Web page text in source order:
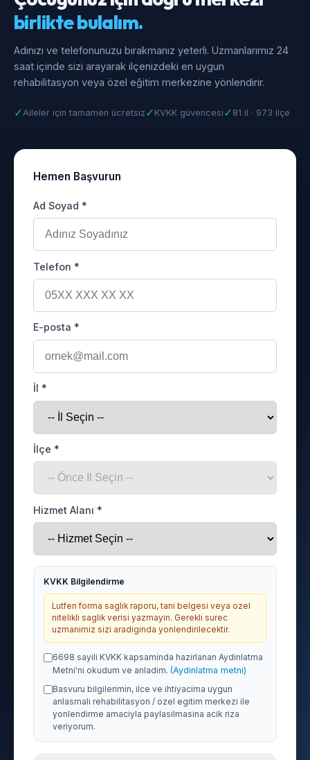
birlikte bulalım.
Adınızı ve telefonunuzu bırakmanız yeterli. Uzmanlarımız 24
saat içinde sizi arayarak ilçenizdeki en uygun
rehabilitasyon veya özel eğitim merkezine yönlendirir.
✓ Aileler için tamamen ücretsiz ✓ KVKK güvencesi ✓ 81 il · 973 ilçe
Hemen Başvurun
Ad Soyad *
Telefon *
E-posta *
İl *
İlçe *
Hizmet Alanı *
KVKK Bilgilendirme
Lutfen forma saglik raporu, tani belgesi veya ozel
nitelikli saglik verisi yazmayin. Gerekli surec
uzmanimiz sizi aradiginda yonlendirilecektir.
6698 sayili KVKK kapsaminda hazirlanan Aydinlatma
Metni'ni okudum ve anladim. (Aydinlatma metni)
Basvuru bilgilerimin, ilce ve ihtiyacima uygun
anlasmali rehabilitasyon / ozel egitim merkezi ile
yonlendirme amaciyla paylasilmasina acik riza
veriyorum.